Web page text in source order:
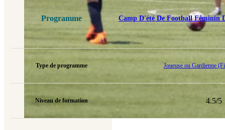
Programme
Type de programme
Niveau de formation
Camp D'été De Football Féminin
Joueuse ou Gardienne
4.5/5